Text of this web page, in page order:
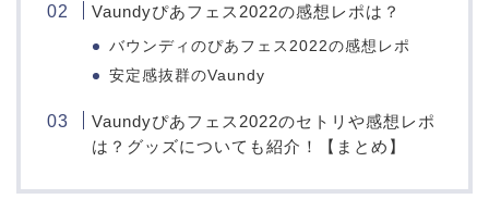
Vaundyぴあフェス2022の感想レポは？
バウンディのぴあフェス2022の感想レポ
安定感抜群のVaundy
Vaundyぴあフェス2022のセトリや感想レポ
は？グッズについても紹介！【まとめ】